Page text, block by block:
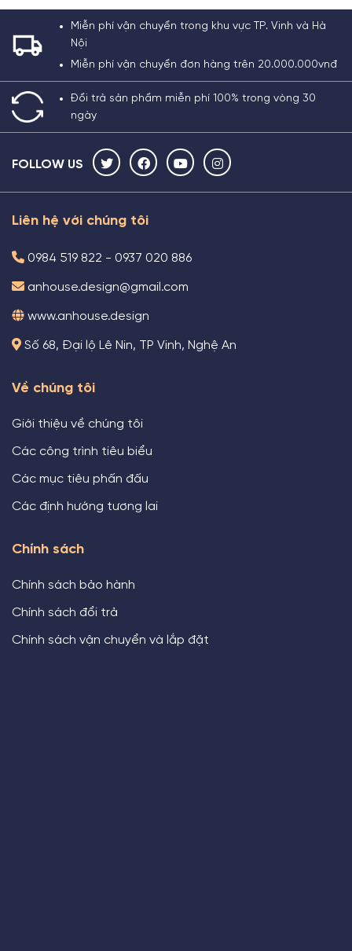
Miễn phí vận chuyển trong khu vực TP. Vinh và Hà
Nội
Miễn phí vận chuyển đơn hàng trên 20.000.000vnđ
Đổi trả sản phẩm miễn phí 100% trong vòng 30
ngày
FOLLOW US
Liên hệ với chúng tôi
0984 519 822 - 0937 020 886
anhouse.design@gmail.com
www.anhouse.design
Số 68, Đại lộ Lê Nin, TP Vinh, Nghệ An
Về chúng tôi
Giới thiệu về chúng tôi
Các công trình tiêu biểu
Các mục tiêu phấn đấu
Các định hướng tương lai
Chính sách
Chính sách bảo hành
Chính sách đổi trả
Chính sách vận chuyển và lắp đặt